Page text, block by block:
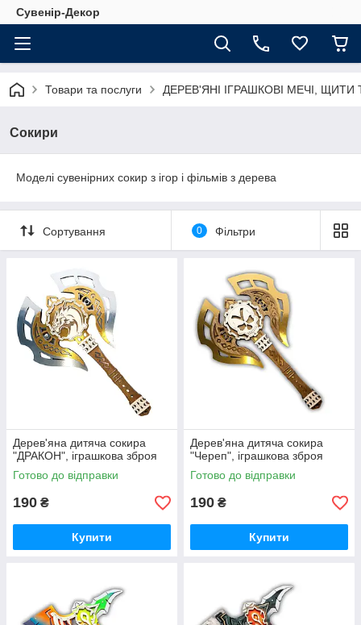
Сувенір-Декор
Товари та послуги ДЕРЕВ'ЯНІ ІГРАШКОВІ МЕЧІ,
Сокири
Моделі сувенірних сокир з ігор і фільмів з дерева
Сортування 0 Фільтри
Дерев'яна дитяча сокира
"ДРАКОН", іграшкова зброя
Готово до відправки
190 ₴
Купити
Дерев'яна дитяча сокира
"Череп", іграшкова зброя
Готово до відправки
190 ₴
Купити